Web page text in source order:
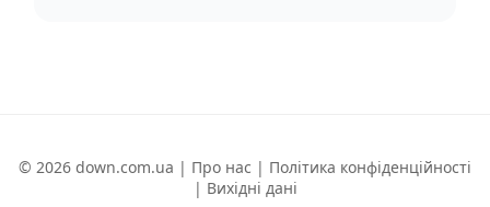
© 2026 down.com.ua | Про нас | Політика конфіденційності
| Вихідні дані